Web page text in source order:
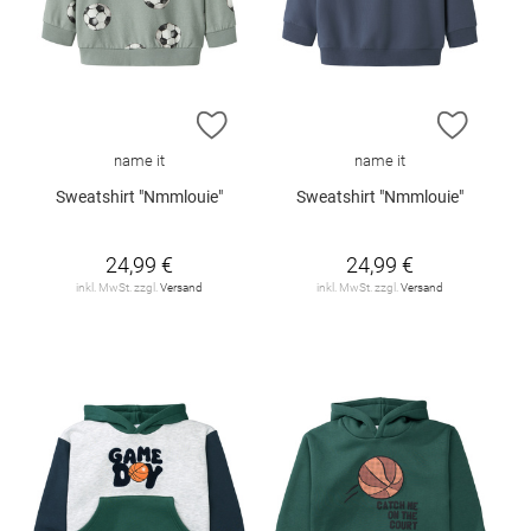
ZUR WUNSCHLISTE HINZUFÜGEN
name it
Sweatshirt "Nmmlouie"
24,99 €
inkl. MwSt. zzgl. Versand
ZUR
name it
Sweatshirt "Nmmlouie"
24,99 €
inkl. MwSt. zzgl. Versand